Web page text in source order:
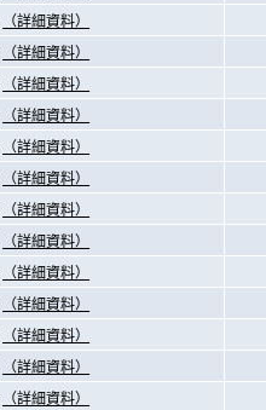
（詳細資料）
（詳細資料）
（詳細資料）
（詳細資料）
（詳細資料）
（詳細資料）
（詳細資料）
（詳細資料）
（詳細資料）
（詳細資料）
（詳細資料）
（詳細資料）
（詳細資料）